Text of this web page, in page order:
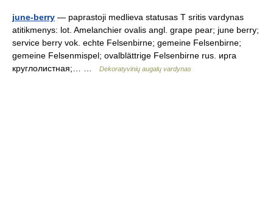
june-berry — paprastoji medlieva statusas T sritis vardynas
atitikmenys: lot. Amelanchier ovalis angl. grape pear; june berry;
service berry vok. echte Felsenbirne; gemeine Felsenbirne;
gemeine Felsenmispel; ovalblättrige Felsenbirne rus. ирга
круглолистная;… …
Dekoratyvinių augalų vardynas